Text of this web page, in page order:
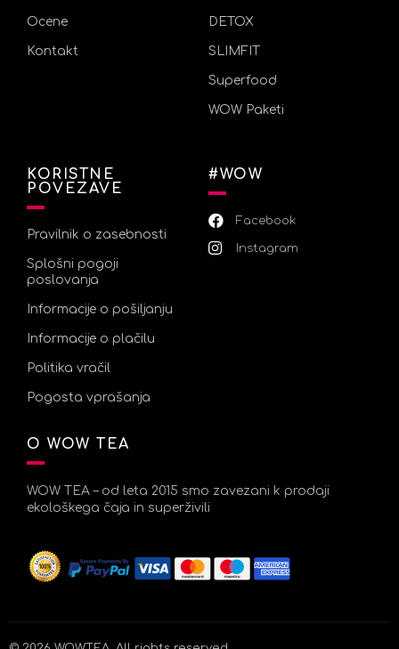
Ocene
Kontakt
DETOX
SLIMFIT
Superfood
WOW Paketi
KORISTNE
POVEZAVE
Pravilnik o zasebnosti
Splošni pogoji
poslovanja
Informacije o pošiljanju
Informacije o plačilu
Politika vračil
Pogosta vprašanja
#WOW
Facebook
Instagram
O WOW TEA
WOW TEA – od leta 2015 smo zavezani k prodaji
ekološkega čaja in superživili